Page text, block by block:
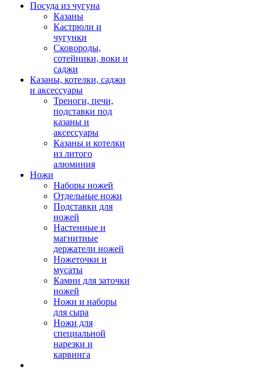
Посуда из чугуна
Казаны
Кастрюли и
чугунки
Сковороды,
сотейники, воки и
саджи
Казаны, котелки, саджи
и аксессуары
Треноги, печи,
подставки под
казаны и
аксессуары
Казаны и котелки
из литого
алюминия
Ножи
Наборы ножей
Отдельные ножи
Подставки для
ножей
Настенные и
магнитные
держатели ножей
Ножеточки и
мусаты
Камни для заточки
ножей
Ножи и наборы
для сыра
Ножи для
специальной
нарезки и
карвинга